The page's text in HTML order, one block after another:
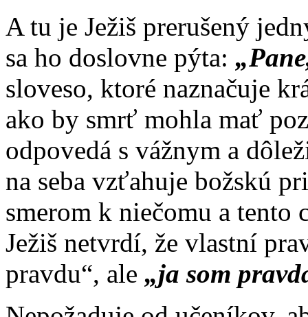
A tu je Ježiš prerušený
sa ho doslovne pýta:
sloveso, ktoré naznačuje
ako by smrť mohla mať
odpovedá s vážnym a
na seba vzťahuje božskú
smerom k niečomu a
Ježiš netvrdí, že vlastní
pravdu“, ale „ja som